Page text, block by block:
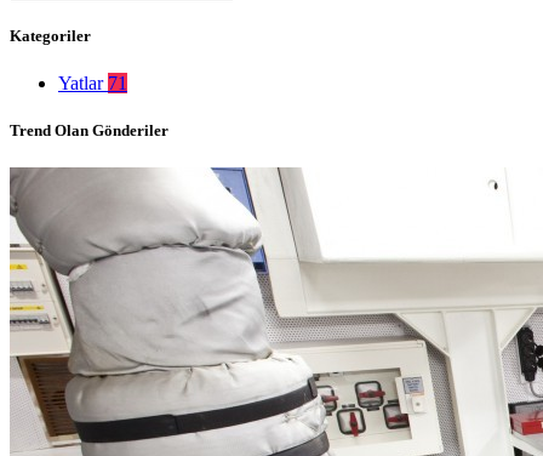
Kategoriler
Yatlar 71
Trend Olan Gönderiler